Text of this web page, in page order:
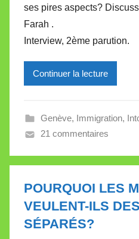
r
i
e
a
e
t
e
ses pires aspects?
Farah .
Interview, 2ème parution.
Continuer la lecture
Genève, Immigration,
21 commentaires
POURQUOI LES
VEULENT-ILS
SÉPARÉS?